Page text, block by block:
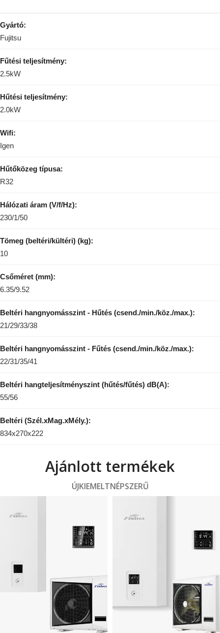
Gyártó:
Fujitsu
Fűtési teljesítmény:
2.5kW
Hűtési teljesítmény:
2.0kW
Wifi:
Igen
Hűtőközeg típusa:
R32
Hálózati áram (V/f/Hz):
230/1/50
Tömeg (beltéri/kültéri) (kg):
10
Csőméret (mm):
6.35/9.52
Beltéri hangnyomásszint - Hűtés (csend./min./köz./max.):
21/29/33/38
Beltéri hangnyomásszint - Fűtés (csend./min./köz./max.):
22/31/35/41
Beltéri hangteljesítményszint (hűtés/fűtés) dB(A):
55/56
Beltéri (Szél.xMag.xMély.):
834x270x222
Ajánlott termékek
ÚJKIEMELTNÉPSZERŰ